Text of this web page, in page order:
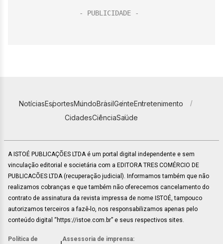
NotíciasEsportesMundoBrasilGenteEntretenimento
CidadesCiênciaSaúde
A ISTOÉ PUBLICAÇÕES LTDA é um portal digital independente e sem
vinculação editorial e societária com a EDITORA TRES COMÉRCIO DE
PUBLICACÕES LTDA (recuperação judicial). Informamos também que não
realizamos cobranças e que também não oferecemos cancelamento do
contrato de assinatura da revista impressa de nome ISTOÉ, tampouco
autorizamos terceiros a fazê-lo, nos responsabilizamos apenas pelo
conteúdo digital “https://istoe.com.br” e seus respectivos sites.
Política de Assessoria de imprensa: